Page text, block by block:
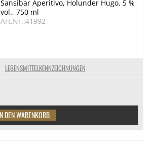
LEBENSMITTELKENNZEICHNUNGEN
Sansibar Aperitivo, Holunder Hugo, 5 %
vol., 750 ml
Art.Nr.:41992